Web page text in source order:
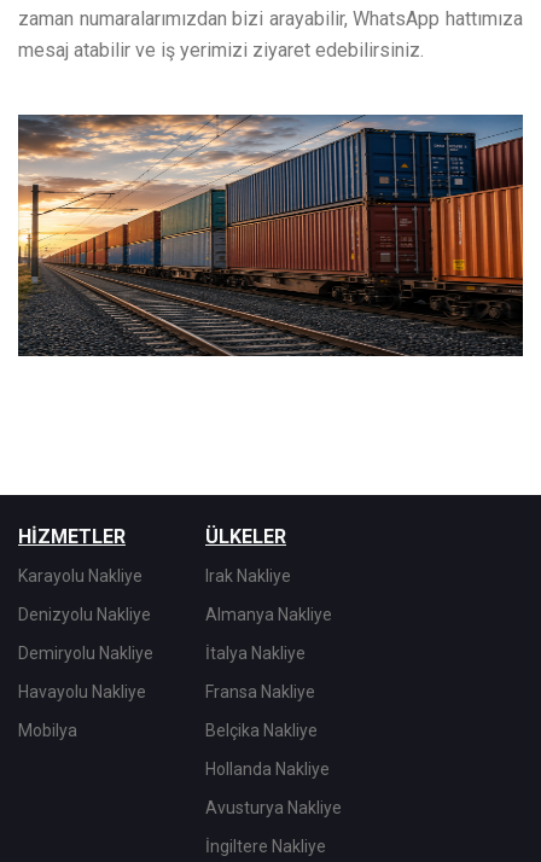
zaman numaralarımızdan bizi arayabilir, WhatsApp hattımıza
mesaj atabilir ve iş yerimizi ziyaret edebilirsiniz.
HİZMETLER
Karayolu Nakliye
Denizyolu Nakliye
Demiryolu Nakliye
Havayolu Nakliye
Mobilya
ÜLKELER
Irak Nakliye
Almanya Nakliye
İtalya Nakliye
Fransa Nakliye
Belçika Nakliye
Hollanda Nakliye
Avusturya Nakliye
İngiltere Nakliye